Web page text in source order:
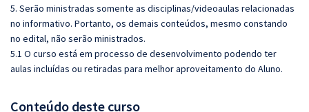
5. Serão ministradas somente as disciplinas/videoaulas relacionadas
no informativo. Portanto, os demais conteúdos, mesmo constando
no edital, não serão ministrados.
5.1 O curso está em processo de desenvolvimento podendo ter
aulas incluídas ou retiradas para melhor aproveitamento do Aluno.
Conteúdo deste curso